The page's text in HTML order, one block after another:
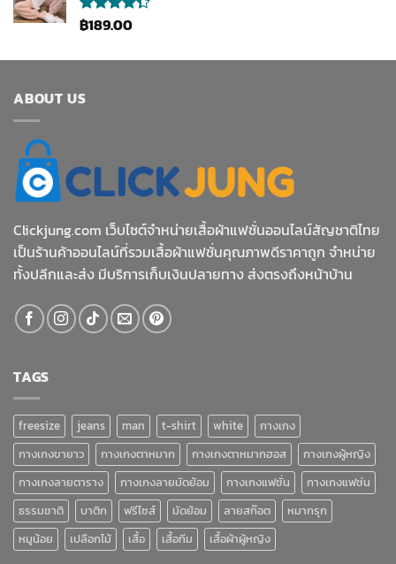
ให้
฿189.00
ABOUT US
Clickjung.com เว็บไซต์จำหน่ายเสื้อผ้าแฟชั่นออนไลน์สัญชาติไทย
เป็นร้านค้าออนไลน์ที่รวมเสื้อผ้าแฟชั่นคุณภาพดีราคาถูก จำหน่าย
ทั้งปลีกและส่ง มีบริการเก็บเงินปลายทาง ส่งตรงถึงหน้าบ้าน
TAGS
freesize jeans man t-shirt white
กางเกง
กางเกงขายาว
กางเกงตาหมาก กางเกงตาหมากฮอส
กางเกงผู้หญิง
กางเกงลายตาราง
กางเกงลายมัดย้อม กางเกงแฟชั่น
กางเกงแฟช่น
ธรรมชาติ
บาติก ฟรีไซส์ มัดย้อม ลายสก๊อต
หมากรุก
หมูน้อย
เปลือกไม้ เสื้อ เสื้อทีม เสื้อผ้าผู้หญิง